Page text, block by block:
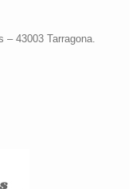
– 43003 Tarragona.